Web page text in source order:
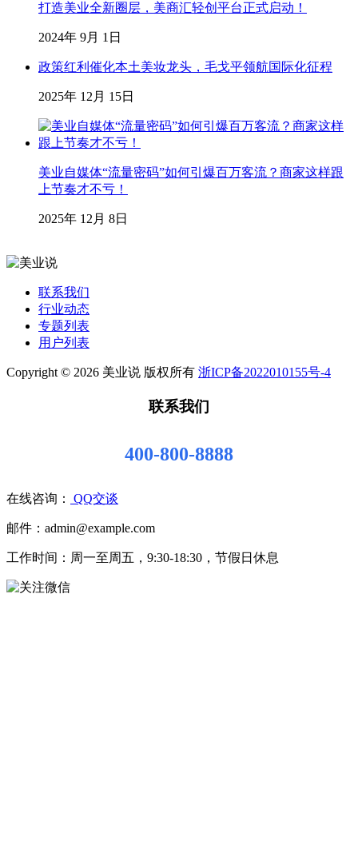
打造美业全新圈层，美商汇轻创平台正式启动！
2024年 9月 1日
政策红利催化本土美妆龙头，毛戈平领航国际化征程
2025年 12月 15日
美业自媒体“流量密码”如何引爆百万客流？商家这样跟
上节奏才不亏！
2025年 12月 8日
联系我们
行业动态
专题列表
用户列表
Copyright © 2026 美业说 版权所有 浙ICP备2022010155号-4
联系我们
400-800-8888
在线咨询： QQ交谈
邮件：admin@example.com
工作时间：周一至周五，9:30-18:30，节假日休息